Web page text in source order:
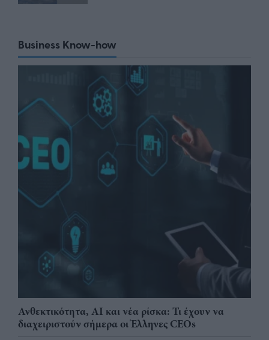
Business Know-how
Ανθεκτικότητα, AI και νέα ρίσκα: Τι έχουν να
διαχειριστούν σήμερα οι Έλληνες CEOs